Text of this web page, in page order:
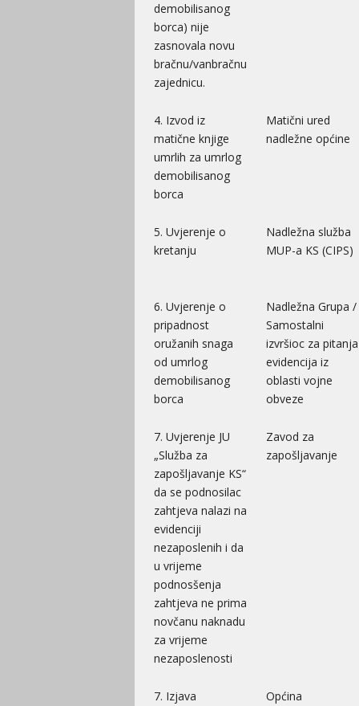
demobilisanog
borca) nije
zasnovala novu
bračnu/vanbračnu
zajednicu.
4. Izvod iz
matične knjige
umrlih za umrlog
demobilisanog
borca
Matični ured
nadležne općine
5. Uvjerenje o
kretanju
Nadležna služba
MUP-a KS (CIPS)
6. Uvjerenje o
pripadnost
oružanih snaga
od umrlog
demobilisanog
borca
Nadležna Grupa /
Samostalni
izvršioc za pitanja
evidencija iz
oblasti vojne
obveze
7. Uvjerenje JU
„Služba za
zapošljavanje KS“
da se podnosilac
zahtjeva nalazi na
evidenciji
nezaposlenih i da
u vrijeme
podnosšenja
zahtjeva ne prima
novčanu naknadu
za vrijeme
nezaposlenosti
Zavod za
zapošljavanje
7. Izjava
Općina